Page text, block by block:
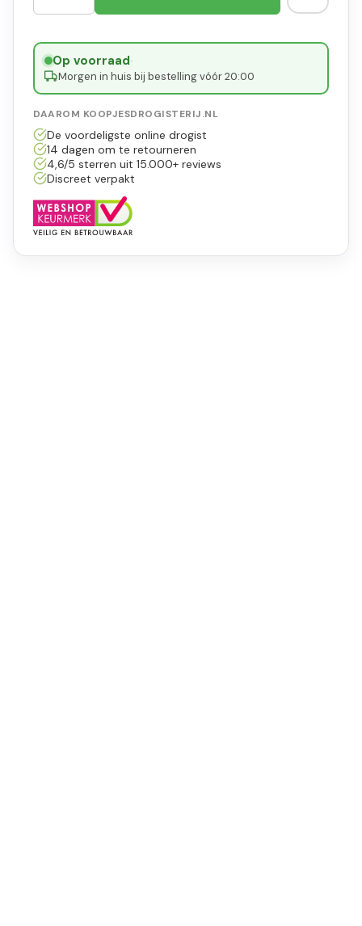
Op voorraad·
Morgen in huis bij bestelling vóór 20:00
DAAROM KOOPJESDROGISTERIJ.NL
De voordeligste online drogist
14 dagen om te retourneren
4,6/5 sterren uit 15.000+ reviews
Discreet verpakt